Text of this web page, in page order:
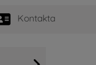
Kontakta